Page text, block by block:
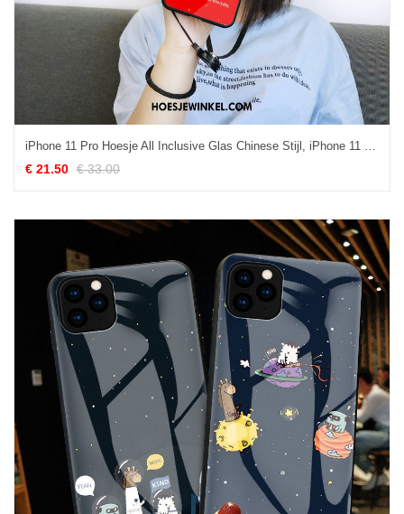
iPhone 11 Pro Hoesje All Inclusive Glas Chinese Stijl, iPhone 11 Pro Hoesje Hoes Rood
€ 21.50 € 33.00